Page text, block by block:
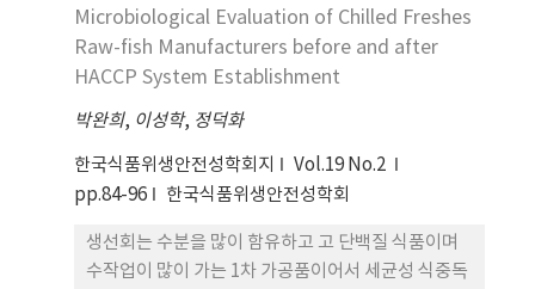
Microbiological Evaluation of Chilled Freshes
Raw-fish Manufacturers before and after
HACCP System Establishment
박완희, 이성학, 정덕화
한국식품위생안전성학회지
Vol.19 No.2
pp.84-96
한국식품위생안전성학회
생선회는 수분을 많이 함유하고 고 단백질 식품이며
수작업이 많이 가는 1차 가공품이어서 세균성 식중독